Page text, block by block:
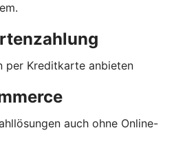
per Kreditkarte anbieten
auch ohne Online-